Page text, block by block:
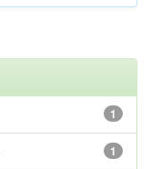
1
1